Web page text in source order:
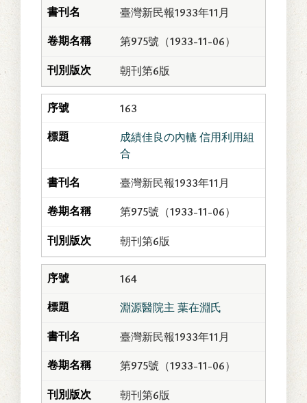
臺灣新民報1933年11月
第975號（1933-11-06）
朝刊第6版
163
成績佳良の內轆 信用利用組
合
臺灣新民報1933年11月
第975號（1933-11-06）
朝刊第6版
164
淵源醫院主 葉在淵氏
臺灣新民報1933年11月
第975號（1933-11-06）
朝刊第6版